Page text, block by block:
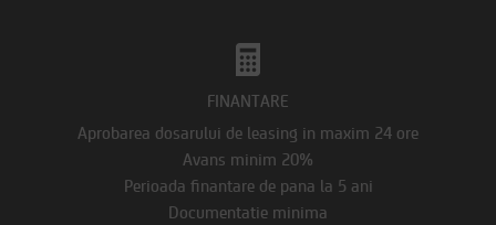
FINANTARE
Aprobarea dosarului de leasing in maxim 24 ore
Avans minim 20%
Perioada finantare de pana la 5 ani
Documentatie minima